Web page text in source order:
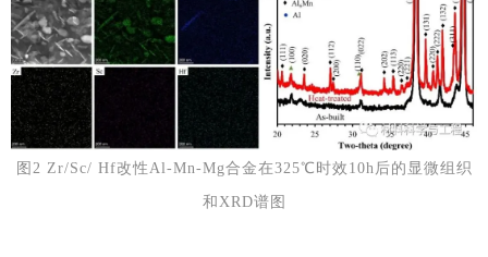
图2 Zr/Sc/ Hf改性Al-Mn-Mg合金在325℃时效10h后的显微组织
和XRD谱图